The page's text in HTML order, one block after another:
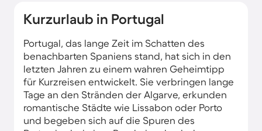
Kurzurlaub in Portugal
Portugal, das lange Zeit im Schatten des
benachbarten Spaniens stand, hat sich in den
letzten Jahren zu einem wahren Geheimtipp
für Kurzreisen entwickelt. Sie verbringen lange
Tage an den Stränden der Algarve, erkunden
romantische Städte wie Lissabon oder Porto
und begeben sich auf die Spuren des